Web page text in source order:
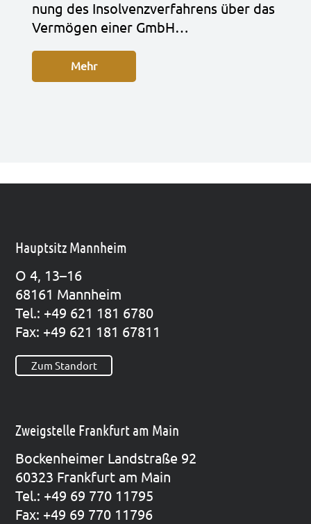
nung des Insol­venz­ver­fah­rens über das
Ver­mö­gen einer GmbH…
Mehr
Hauptsitz Mannheim
O 4, 13–16
68161 Mann­heim
Tel.: +49 621 181 6780
Fax: +49 621 181 67811
Zum Standort
Zweigstelle Frankfurt am Main
Bocken­hei­mer Land­stra­ße 92
60323 Frank­furt am Main
Tel.: +49 69 770 11795
Fax: +49 69 770 11796